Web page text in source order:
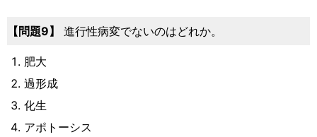
問題9 進行性病変でないのはどれか。
肥大
過形成
化生
アポトーシス